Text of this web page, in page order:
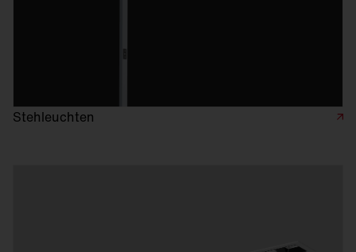
Stehleuchten